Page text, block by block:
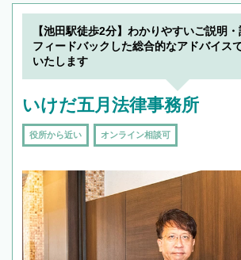
【池田駅徒歩2分】わかりやすいご説明
フィードバックした総合的なアドバイス
いたします
いけだ五月法律事務所
役所から近い オンライン相談可